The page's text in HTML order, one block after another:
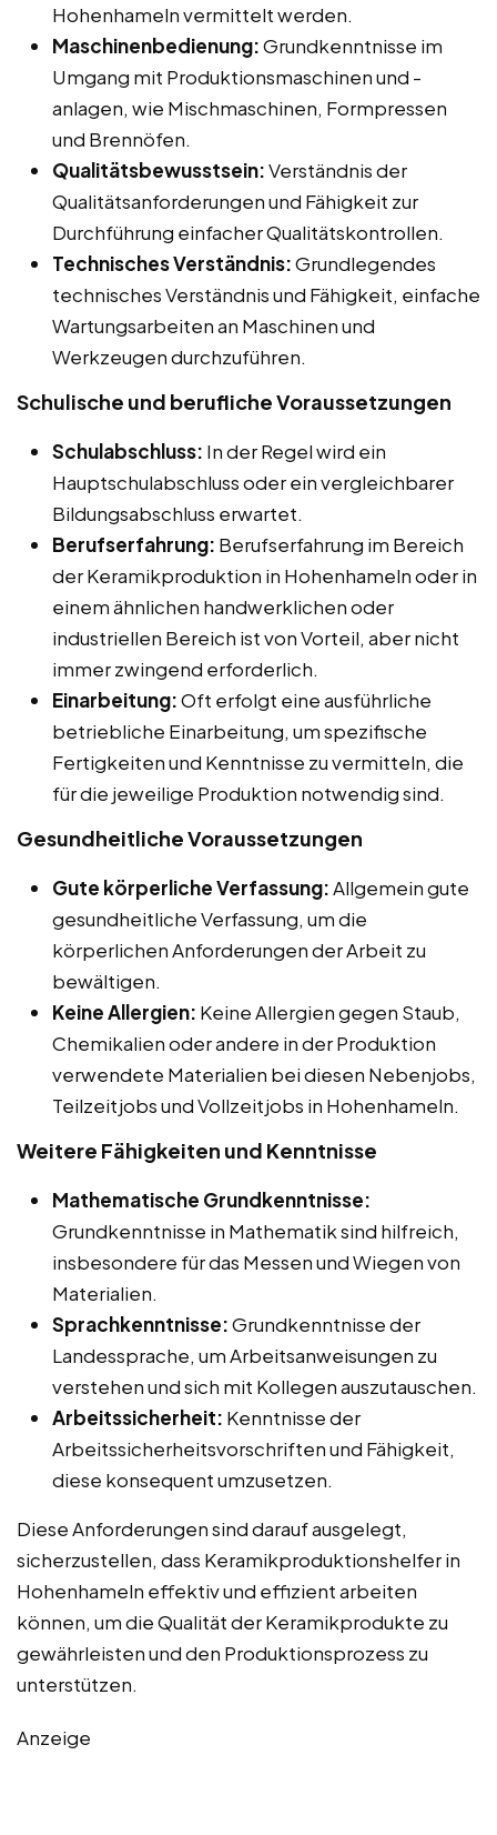
Hohenhameln vermittelt werden.
Maschinenbedienung:Grundkenntnisse im
Umgang mit Produktionsmaschinen und -
anlagen, wie Mischmaschinen, Formpressen
und Brennöfen.
Qualitätsbewusstsein:Verständnis der
Qualitätsanforderungen und Fähigkeit zur
Durchführung einfacher Qualitätskontrollen.
Technisches Verständnis:Grundlegendes
technisches Verständnis und Fähigkeit, einfache
Wartungsarbeiten an Maschinen und
Werkzeugen durchzuführen.
Schulische und berufliche Voraussetzungen
Schulabschluss: In der Regel wird ein
Hauptschulabschluss oder ein vergleichbarer
Bildungsabschluss erwartet.
Berufserfahrung: Berufserfahrung im Bereich
der Keramikproduktion in Hohenhameln oder in
einem ähnlichen handwerklichen oder
industriellen Bereich ist von Vorteil, aber nicht
immer zwingend erforderlich.
Einarbeitung:Oft erfolgt eine ausführliche
betriebliche Einarbeitung, um spezifische
Fertigkeiten und Kenntnisse zu vermitteln, die
für die jeweilige Produktion notwendig sind.
Gesundheitliche Voraussetzungen
Gute körperliche Verfassung:Allgemein gute
gesundheitliche Verfassung, um die
körperlichen Anforderungen der Arbeit zu
bewältigen.
Keine Allergien: Keine Allergien gegen Staub,
Chemikalien oder andere in der Produktion
verwendete Materialien bei diesen Nebenjobs,
Teilzeitjobs und Vollzeitjobs in Hohenhameln.
Weitere Fähigkeiten und Kenntnisse
Mathematische Grundkenntnisse:
Grundkenntnisse in Mathematik sind hilfreich,
insbesondere für das Messen und Wiegen von
Materialien.
Sprachkenntnisse:Grundkenntnisse der
Landessprache, um Arbeitsanweisungen zu
verstehen und sich mit Kollegen auszutauschen.
Arbeitssicherheit: Kenntnisse der
Arbeitssicherheitsvorschriften und Fähigkeit,
diese konsequent umzusetzen.
Diese Anforderungen sind darauf ausgelegt,
sicherzustellen, dass Keramikproduktionshelfer in
Hohenhameln effektiv und effizient arbeiten
können, um die Qualität der Keramikprodukte zu
gewährleisten und den Produktionsprozess zu
unterstützen.
Anzeige